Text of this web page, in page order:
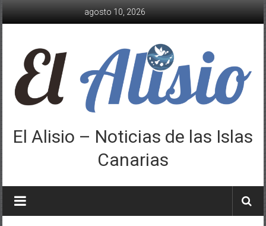
agosto 10, 2026
El Alisio – Noticias de las Islas
Canarias